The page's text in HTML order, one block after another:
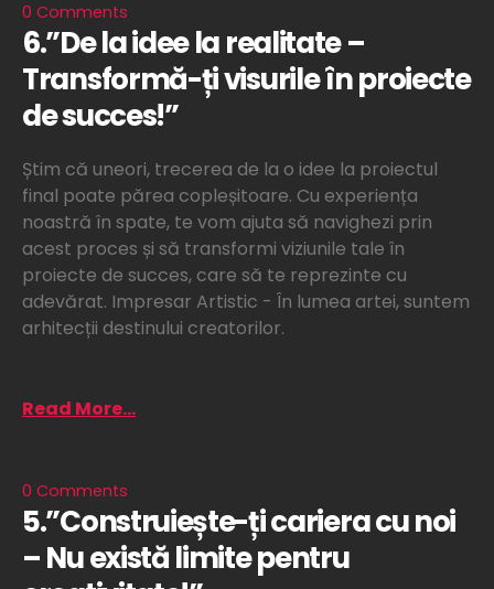
6.”De la idee la realitate –
Transformă-ți visurile în proiecte
de succes!”
Știm că uneori, trecerea de la o idee la proiectul
final poate părea copleșitoare. Cu experiența
noastră în spate, te vom ajuta să navighezi prin
acest proces și să transformi viziunile tale în
proiecte de succes, care să te reprezinte cu
adevărat. Impresar Artistic - În lumea artei, suntem
arhitecții destinului creatorilor.
0 Comments
Read More...
5.”Construiește-ți cariera cu noi
– Nu există limite pentru
0 Comments